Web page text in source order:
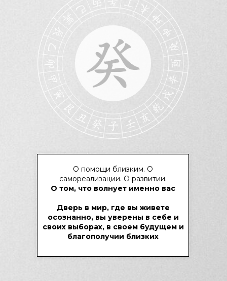
О помощи близким. О
самореализации. О развитии.
О том, что волнует именно вас
Дверь в мир, где вы живете
осознанно, вы уверены в себе и
своих выборах, в своем будущем и
благополучии близких